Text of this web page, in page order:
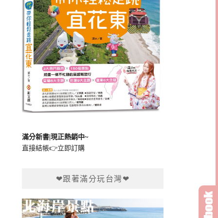
滿分新書|現正熱銷中~
直接結帳👉立即訂購
❤跟著滿分玩台灣❤